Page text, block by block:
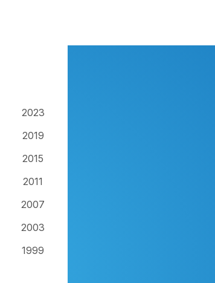
2023
2019
2015
2011
2007
2003
1999